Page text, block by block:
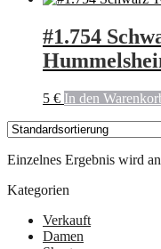
#1.754
5 € In den
Einzelnes Ergebnis wird
Kategorien
Verkauft
Damen